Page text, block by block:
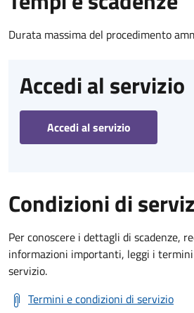
Durata massima del procedimento
Accedi al servizio
Accedi al servizio
Condizioni di
Per conoscere i dettagli di scadenze,
informazioni importanti, leggi i
servizio.
Termini e condizioni di servizio